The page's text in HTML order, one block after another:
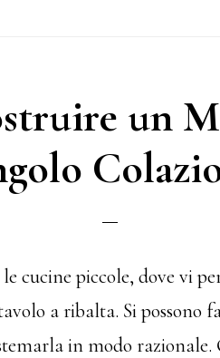
un
cucine piccole, dove vi
a ribalta. Si possono
in modo